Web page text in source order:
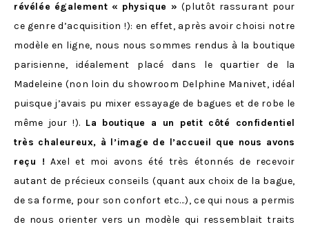
révélée également « physique » (plutôt rassurant pour
ce genre d’acquisition !): en effet, après avoir choisi notre
modèle en ligne, nous nous sommes rendus à la boutique
parisienne, idéalement placé dans le quartier de la
Madeleine (non loin du showroom Delphine Manivet, idéal
puisque j’avais pu mixer essayage de bagues et de robe le
même jour !). La boutique a un petit côté confidentiel
très chaleureux, à l’image de l’accueil que nous avons
reçu ! Axel et moi avons été très étonnés de recevoir
autant de précieux conseils (quant aux choix de la bague,
de sa forme, pour son confort etc…), ce qui nous a permis
de nous orienter vers un modèle qui ressemblait traits